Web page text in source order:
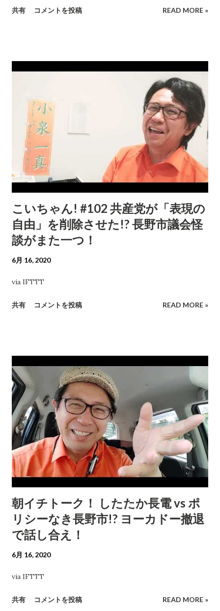
共有 コメントを投稿 READ MORE »
こいちゃん! #102 共産党が「表現の
自由」を削除させた!? 長野市議会怪
談がまた一つ！
6月 16, 2020
via IFTTT
共有 コメントを投稿 READ MORE »
朝イチトーク！ したたか長電 vs ポ
リシーなき長野市!? ヨーカドー撤退
で話し合え！
6月 16, 2020
via IFTTT
共有 コメントを投稿 READ MORE »